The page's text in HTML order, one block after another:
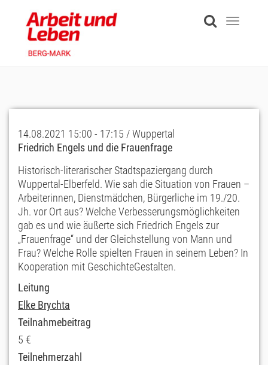
content
Toggle
14.08.2021 15:00 - 17:15 / Wuppertal
Friedrich Engels und die Frauenfrage
Historisch-literarischer Stadtspaziergang durch
Wuppertal-Elberfeld. Wie sah die Situation von Frauen –
Arbeiterinnen, Dienstmädchen, Bürgerliche im 19./20.
Jh. vor Ort aus? Welche Verbesserungsmöglichkeiten
gab es und wie äußerte sich Friedrich Engels zur
„Frauenfrage“ und der Gleichstellung von Mann und
Frau? Welche Rolle spielten Frauen in seinem Leben? In
Kooperation mit GeschichteGestalten.
Leitung
Elke Brychta
Teilnahmebeitrag
5 €
Teilnehmerzahl